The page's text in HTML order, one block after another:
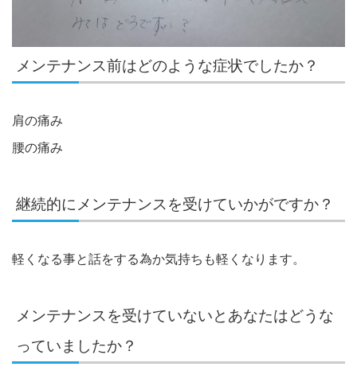
メンテナンス前はどのような症状でしたか？
肩の痛み
腰の痛み
継続的にメンテナンスを受けていかがですか？
軽くなる事と話をする為か気持ちも軽くなります。
メンテナンスを受けていないとあなたはどうな
っていましたか？